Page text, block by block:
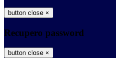
button close ×
Recupero password
button close ×